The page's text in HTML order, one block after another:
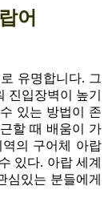
어
유명합니다. 그
진입장벽이 높기
있는 방법이 존
할 때 배움이 가
의 구어체 아랍
있다. 아랍 세계
심있는 분들에게